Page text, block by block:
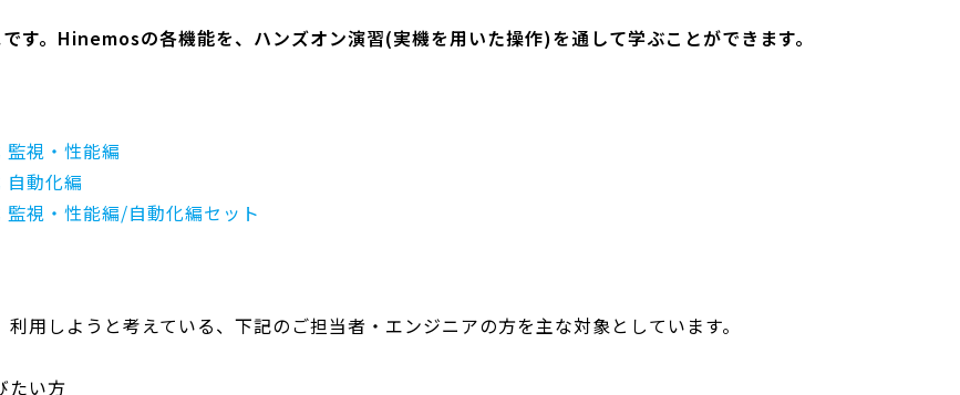
す。Hinemosの各機能を、ハンズオン演習(実機を用いた操作)を通して学ぶことができます。
視・性能編
動化編
視・性能編/自動化編セット
用しようと考えている、下記のご担当者・エンジニアの方を主な対象としています。
たい方